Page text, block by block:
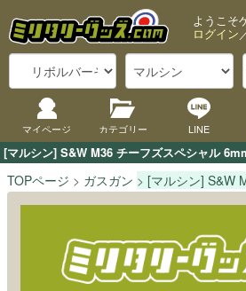
[マルシン] S&W M36 チーフズスペシャル
ようこそ
ログイン
マイページ カテゴリー LINE
TOPページ ガスガン [マルシン] S&W